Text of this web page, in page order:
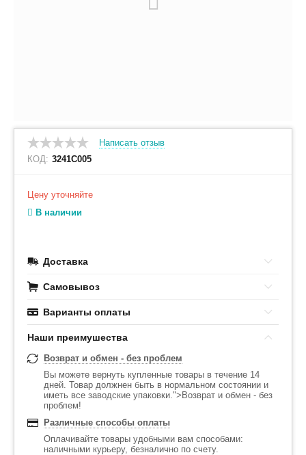
Написать отзыв
КОД: 3241C005
Цену уточняйте
В наличии
Доставка
Самовывоз
Варианты оплаты
Наши преимушества
Возврат и обмен - без проблем
Вы можете вернуть купленные товары в течение 14
дней. Товар должнен быть в нормальном состоянии и
иметь все заводские упаковки.">Возврат и обмен - без
проблем!
Различные способы оплаты
Оплачивайте товары удобными вам способами:
наличными курьеру, безналично по счету.